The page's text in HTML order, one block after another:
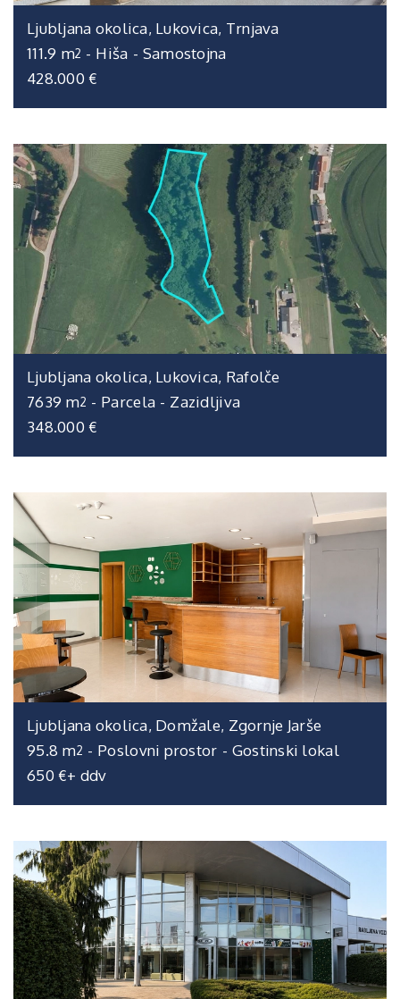
Ljubljana okolica, Lukovica, Trnjava
111.9 m2 - Hiša - Samostojna
428.000 €
Ljubljana okolica, Lukovica, Rafolče
7639 m2 - Parcela - Zazidljiva
348.000 €
Ljubljana okolica, Domžale, Zgornje Jarše
95.8 m2 - Poslovni prostor - Gostinski lokal
650 €+ ddv